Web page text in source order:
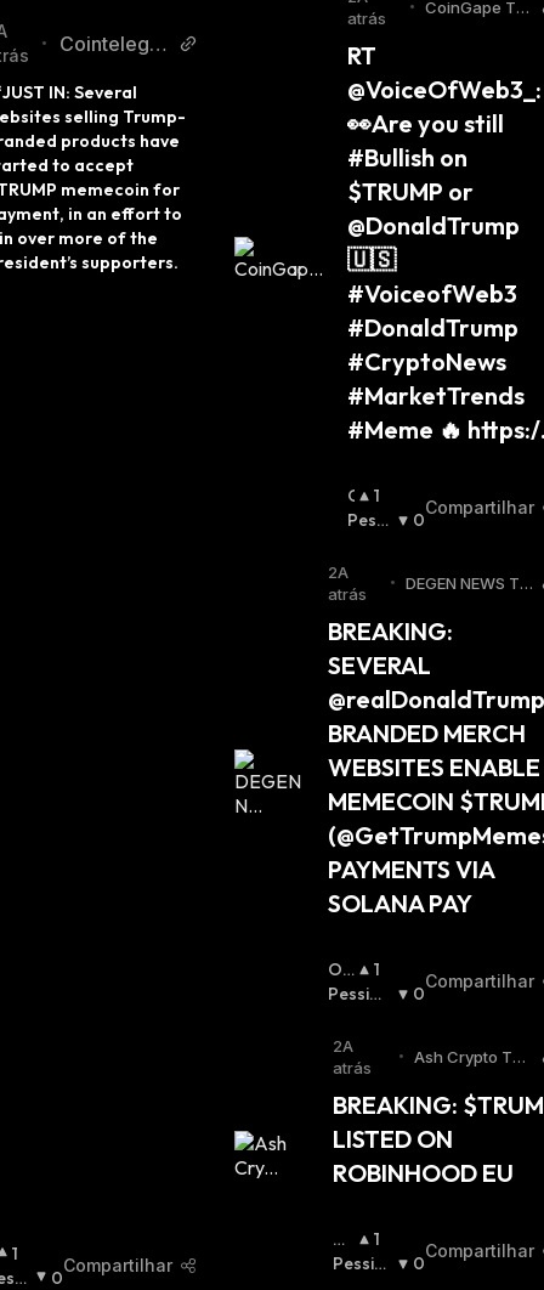
•
Cointelegra
IN: Several
selling Trump-
products have
to accept
memecoin for
in an effort to
over more of the
supporters.
1
0
Compartilhar
atrás
•
CoinGape Twi
RT
@VoiceOfWeb3_:
👀Are you still
#Bullish on
$TRUMP or
@DonaldTrump
🇺🇸
#VoiceofWeb3
#DonaldTrump
#CryptoNews
#MarketTrends
#Meme 🔥
O
T
M
I
T
A
1
Pessi
:
0
Compartilhar
2A
atrás
•
DEGEN NEWS Tw
BREAKING:
SEVERAL
BRANDED MERCH
WEBSITES ENABLE
MEMECOIN
PAYMENTS VIA
SOLANA PAY
Oti
Mis
1
Pessimi
0
Compartilhar
2A
atrás
• Ash Crypto Twi
BREAKING:
LISTED ON
ROBINHOOD EU
Ot
Im
1
Pessimi
0
Compartilhar